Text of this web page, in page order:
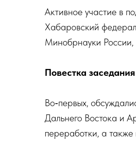
Активное участие в
Хабаровский
Минобрнауки России,
Повестка
Во‑первых,
Дальнего Востока и
переработки, а